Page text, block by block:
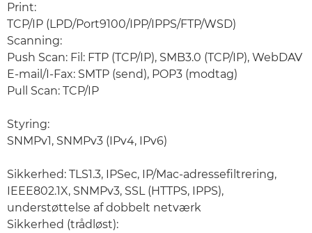
Print:
TCP/IP (LPD/Port9100/IPP/IPPS/FTP/WSD)
Scanning:
Push Scan: Fil: FTP (TCP/IP), SMB3.0 (TCP/IP), WebDAV
E-mail/I-Fax: SMTP (send), POP3 (modtag)
Pull Scan: TCP/IP
Styring:
SNMPv1, SNMPv3 (IPv4, IPv6)
Sikkerhed: TLS1.3, IPSec, IP/Mac-adressefiltrering,
IEEE802.1X, SNMPv3, SSL (HTTPS, IPPS),
understøttelse af dobbelt netværk
Sikkerhed (trådløst):